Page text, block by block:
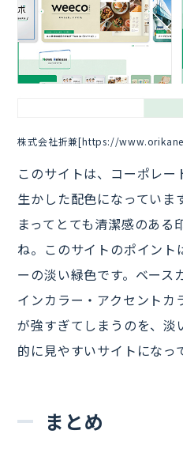
株式会社折兼[https://
このサイトは、コーポレー
生かした配色になっていま
まってとても清潔感のある
ね。このサイトのポイント
ーの淡い緑色です。ベース
インカラー・アクセントカ
が強すぎてしまうのを、
的に見やすいサイトになっ
まとめ